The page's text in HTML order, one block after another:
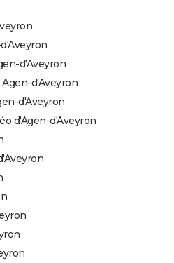
d'Aveyron
d'Aveyron
d'Aveyron
d'Agen-d'Aveyron